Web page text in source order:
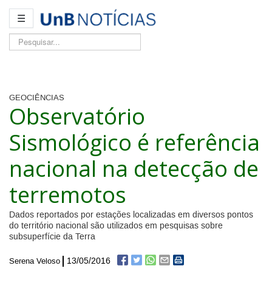
☰
Pesquisar...
GEOCIÊNCIAS
Observatório
Sismológico é referência
nacional na detecção de
terremotos
Dados reportados por estações localizadas em diversos pontos
do território nacional são utilizados em pesquisas sobre
subsuperfície da Terra
Serena Veloso 13/05/2016